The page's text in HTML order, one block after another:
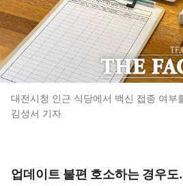
대전시청 인근 식당에서 백신 접종 여부
김성서 기자
업데이트 불편 호소하는 경우